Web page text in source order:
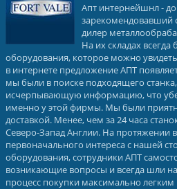
Апт интернейшнл -
зарекомендовавший
дилер
На их складах
оборудования, которое можно
в интернете предложение АПТ
мы были в поиске подходящего
исчерпывающую информацию, что
именно у этой фирмы. Мы были
доставкой. Менее, чем за 24 часа
Северо-Запад Англии. На протяжении
первоначального интереса с нашей
оборудования, сотрудники АПТ
возникающие вопросы и всегда шли на
процесс покупки максимально